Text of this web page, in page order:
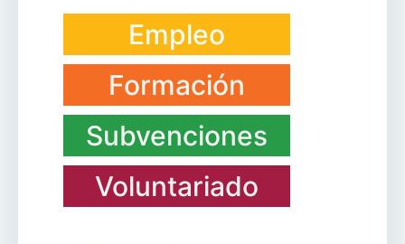
Empleo
Formación
Subvenciones
Voluntariado